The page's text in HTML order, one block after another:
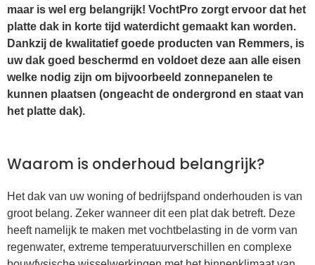
maar is wel erg belangrijk! VochtPro zorgt ervoor dat het
platte dak in korte tijd waterdicht gemaakt kan worden.
Dankzij de kwalitatief goede producten van Remmers, is
uw dak goed beschermd en voldoet deze aan alle eisen
welke nodig zijn om bijvoorbeeld zonnepanelen te
kunnen plaatsen (ongeacht de ondergrond en staat van
het platte dak).
Waarom is onderhoud belangrijk?
Het dak van uw woning of bedrijfspand onderhouden is van
groot belang. Zeker wanneer dit een plat dak betreft. Deze
heeft namelijk te maken met vochtbelasting in de vorm van
regenwater, extreme temperatuurverschillen en complexe